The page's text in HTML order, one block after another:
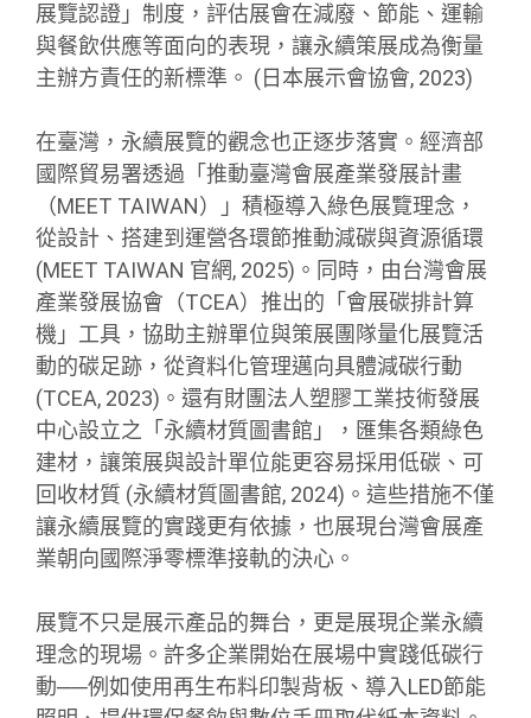
展覽認證」制度，評估展會在減廢、節能、運輸
與餐飲供應等面向的表現，讓永續策展成為衡量
主辦方責任的新標準。 (日本展示會協會, 2023)
在臺灣，永續展覽的觀念也正逐步落實。經濟部
國際貿易署透過「推動臺灣會展產業發展計畫
（MEET TAIWAN）」積極導入綠色展覽理念，
從設計、搭建到運營各環節推動減碳與資源循環
(MEET TAIWAN 官網, 2025)。同時，由台灣會展
產業發展協會（TCEA）推出的「會展碳排計算
機」工具，協助主辦單位與策展團隊量化展覽活
動的碳足跡，從資料化管理邁向具體減碳行動
(TCEA, 2023)。還有財團法人塑膠工業技術發展
中心設立之「永續材質圖書館」，匯集各類綠色
建材，讓策展與設計單位能更容易採用低碳、可
回收材質 (永續材質圖書館, 2024)。這些措施不僅
讓永續展覽的實踐更有依據，也展現台灣會展產
業朝向國際淨零標準接軌的決心。
展覽不只是展示產品的舞台，更是展現企業永續
理念的現場。許多企業開始在展場中實踐低碳行
動──例如使用再生布料印製背板、導入LED節能